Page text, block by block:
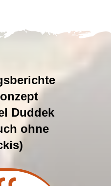
Duddek
ohne